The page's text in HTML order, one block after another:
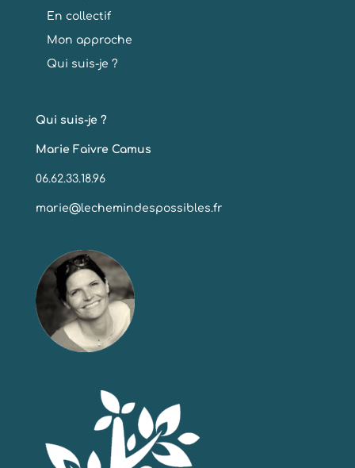
En collectif
Mon approche
Qui suis-je ?
Qui suis-je ?
Marie Faivre Camus
06.62.33.18.96
marie@lechemindespossibles.fr